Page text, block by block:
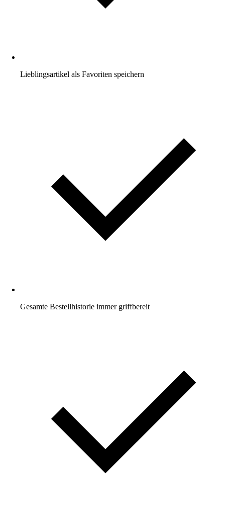
Lieblingsartikel als Favoriten speichern
Gesamte Bestellhistorie immer griffbereit